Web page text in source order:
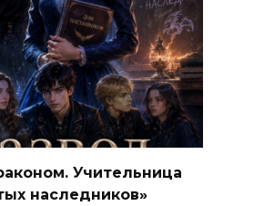
Учительница
наследников»